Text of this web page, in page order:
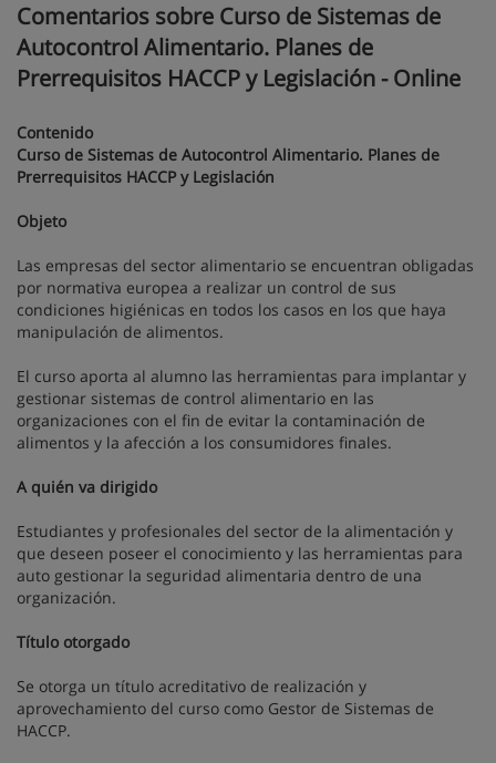
Comentarios sobre Curso de Sistemas de
Autocontrol Alimentario. Planes de
Prerrequisitos HACCP y Legislación - Online
Contenido
Curso de Sistemas de Autocontrol Alimentario. Planes de
Prerrequisitos HACCP y Legislación
Objeto
Las empresas del sector alimentario se encuentran obligadas
por normativa europea a realizar un control de sus
condiciones higiénicas en todos los casos en los que haya
manipulación de alimentos.
El curso aporta al alumno las herramientas para implantar y
gestionar sistemas de control alimentario en las
organizaciones con el fin de evitar la contaminación de
alimentos y la afección a los consumidores finales.
A quién va dirigido
Estudiantes y profesionales del sector de la alimentación y
que deseen poseer el conocimiento y las herramientas para
auto gestionar la seguridad alimentaria dentro de una
organización.
Título otorgado
Se otorga un título acreditativo de realización y
aprovechamiento del curso como Gestor de Sistemas de
HACCP.